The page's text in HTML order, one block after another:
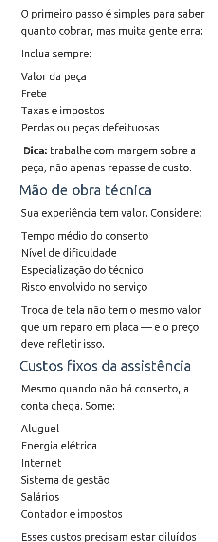
O primeiro passo é simples para saber
quanto cobrar, mas muita gente erra:
Inclua sempre:
Valor da peça
Frete
Taxas e impostos
Perdas ou peças defeituosas
Dica: trabalhe com margem sobre a
peça, não apenas repasse de custo.
Mão de obra técnica
Sua experiência tem valor. Considere:
Tempo médio do conserto
Nível de dificuldade
Especialização do técnico
Risco envolvido no serviço
Troca de tela não tem o mesmo valor
que um reparo em placa — e o preço
deve refletir isso.
Custos fixos da assistência
Mesmo quando não há conserto, a
conta chega. Some:
Aluguel
Energia elétrica
Internet
Sistema de gestão
Salários
Contador e impostos
Esses custos precisam estar diluídos